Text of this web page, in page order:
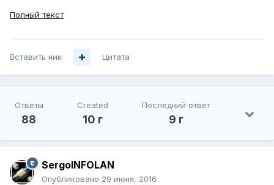
Полный текст
Вставить ник Цитата
Ответы
88
Created
10 г
Последний ответ
9 г
SergoINFOLAN
Опубликовано 29 июня, 2016